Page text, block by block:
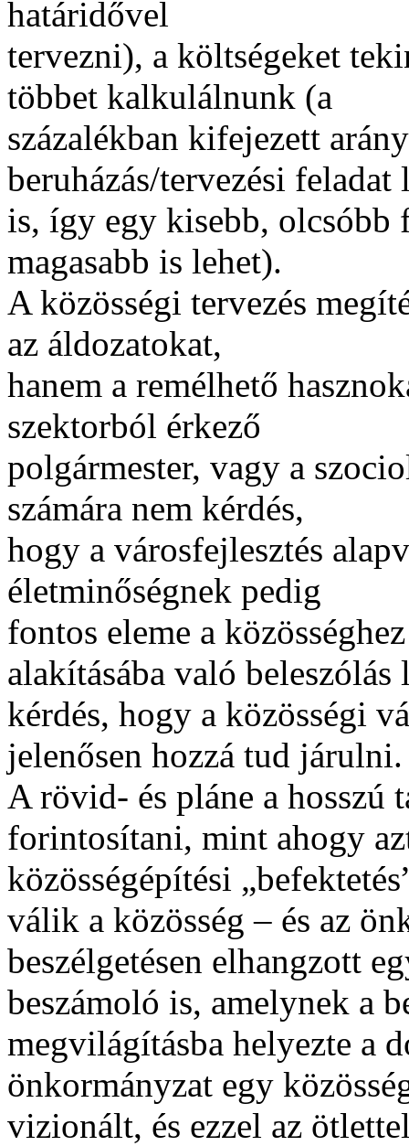
határidővel
tervezni), a költségeket
többet kalkulálnunk (a
százalékban kifejezett
beruházás/tervezési feladat
is, így egy kisebb, olcsóbb
magasabb is lehet).
A közösségi tervezés
az áldozatokat,
hanem a remélhető
szektorból érkező
polgármester, vagy a
számára nem kérdés,
hogy a városfejlesztés
életminőségnek pedig
fontos eleme a
alakításába való
kérdés, hogy a közösségi
jelenősen hozzá tud járulni.
A rövid- és pláne a hosszú
forintosítani, mint ahogy
közösségépítési
válik a közösség – és az
beszélgetésen elhangzott
beszámoló is, amelynek a
megvilágításba helyezte a
önkormányzat egy
vizionált, és ezzel az